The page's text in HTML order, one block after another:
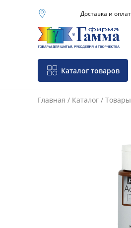
Москва (основной
склад)
Санкт-Петербург
Нижний Новгород
Доставка и
Каталог товаров
Главная / Каталог /